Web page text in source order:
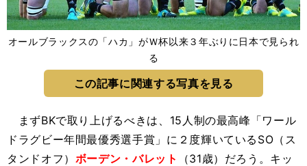
オールブラックスの「ハカ」がＷ杯以来３年ぶりに日本で見られ
る
この記事に関連する写真を見る
まずBKで取り上げるべきは、15人制の最高峰「ワール
ドラグビー年間最優秀選手賞」に２度輝いているSO（ス
タンドオフ） ボーデン・バレット
（31歳）だろう。キッ